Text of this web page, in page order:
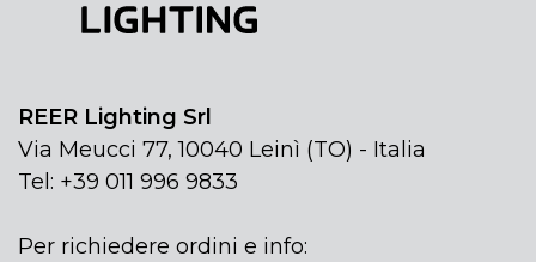
REER Lighting Srl
Via Meucci 77, 10040 Leinì (TO) - Italia
Tel: +39 011 996 9833
Per richiedere ordini e info: